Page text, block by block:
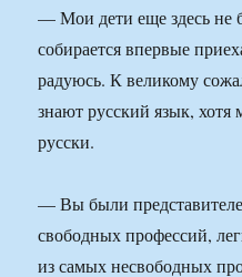
— Мои дети еще здесь
собирается впервые
радуюсь. К великому
знают русский язык,
русски.
— Вы были
свободных профессий,
из самых несвободных